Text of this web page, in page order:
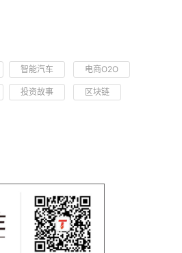
智能汽车 电商O2O
投资故事 区块链